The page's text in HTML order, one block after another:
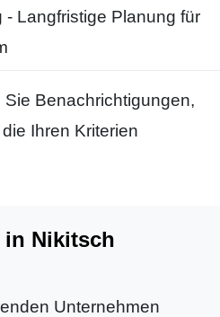
- Langfristige Planung für
Sie Benachrichtigungen,
Ihren Kriterien
in Nikitsch
Unternehmen